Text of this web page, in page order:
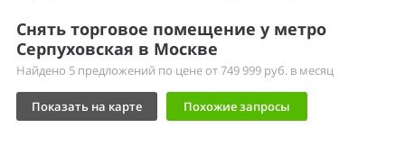
Снять торговое помещение у метро
Серпуховская в Москве
Найдено 5 предложений по цене от 749 999 руб. в месяц
Показать на карте Похожие запросы